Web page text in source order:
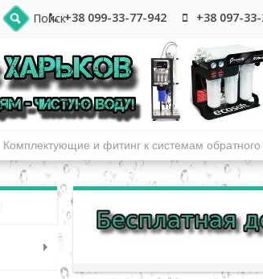
Поиск+38 099-33-77-942 +38 097-
Комплектующие и фитинг к системам